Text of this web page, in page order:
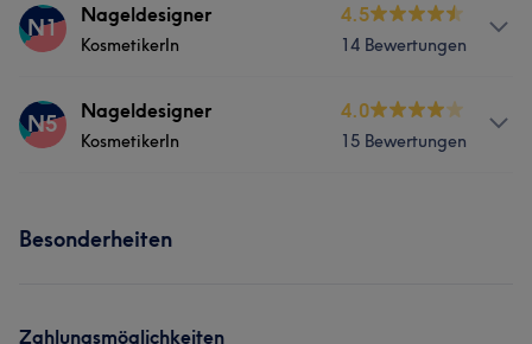
Services
Was unsere Kunden über Nageldesigner sagen
N1 Nageldesigner
KosmetikerIn
4.5
14 Bewertungen
Services
N5 Nageldesigner
KosmetikerIn
4.0
15 Bewertungen
Besonderheiten
Zahlungsmöglichkeiten